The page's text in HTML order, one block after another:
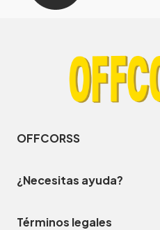
OFFCORSS
¿Necesitas ayuda?
Términos legales